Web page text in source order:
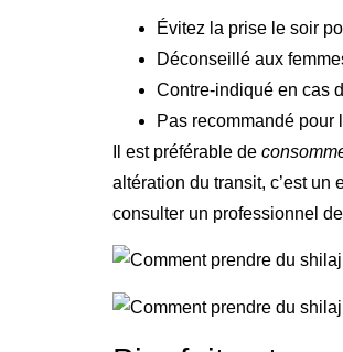
Évitez la prise le soir
Déconseillé aux
Contre-indiqué en cas
Pas recommandé pour
Il est préférable de
altération du transit, c’est un
consulter un professionnel